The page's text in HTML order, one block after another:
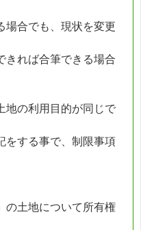
場合でも、現状を変更
きれば合筆できる場合
地の利用目的が同じで
をする事で、制限事項
の土地について所有権